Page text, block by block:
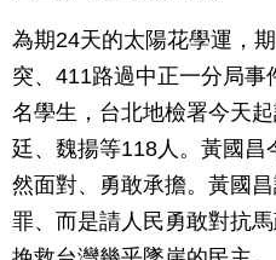
為期24天的太陽花學運，
突、411路過中正一分局
名學生，台北地檢署今天
廷、魏揚等118人。黃國昌
然面對、勇敢承擔。黃國
罪、而是請人民勇敢對抗